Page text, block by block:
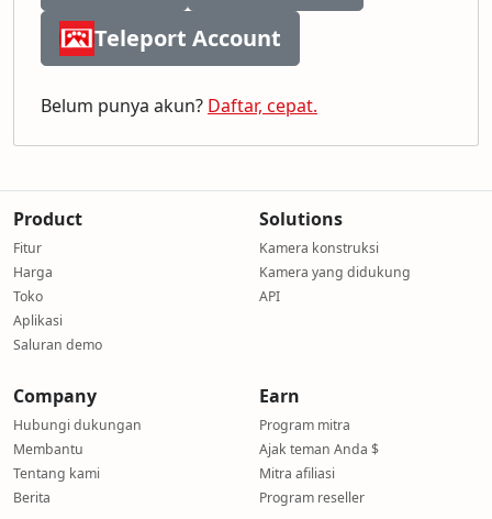
Teleport Account
Belum punya akun? Daftar, cepat.
Product
Fitur
Harga
Toko
Aplikasi
Saluran demo
Solutions
Kamera konstruksi
Kamera yang didukung
API
Company
Hubungi dukungan
Membantu
Tentang kami
Berita
Earn
Program mitra
Ajak teman Anda $
Mitra afiliasi
Program reseller